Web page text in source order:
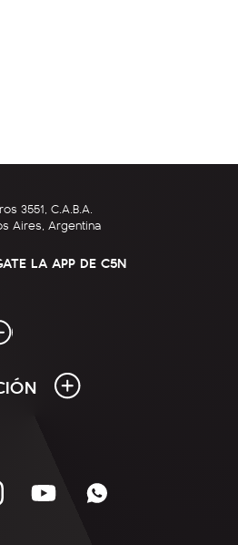
3551, C.A.B.A.
Aires, Argentina
LA APP DE C5N